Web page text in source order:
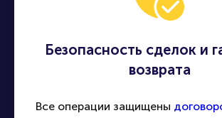
Безопасность сделок и
возврата
Все операции защищены